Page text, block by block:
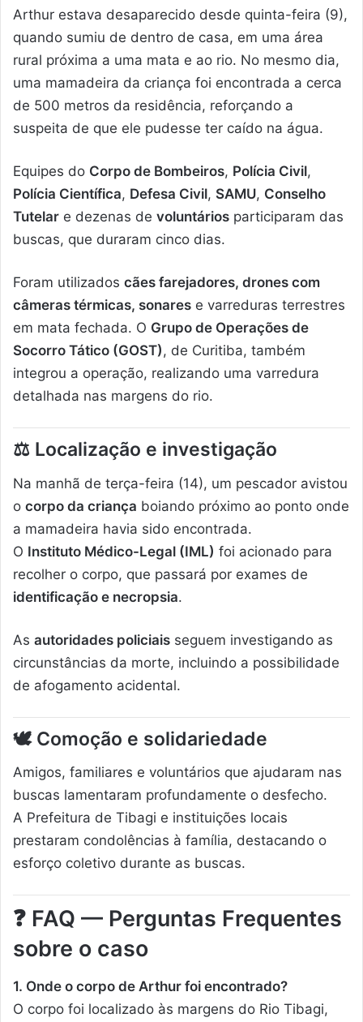
Arthur estava desaparecido desde quinta-feira (9),
quando sumiu de dentro de casa, em uma área
rural próxima a uma mata e ao rio. No mesmo dia,
uma mamadeira da criança foi encontrada a cerca
de 500 metros da residência, reforçando a
suspeita de que ele pudesse ter caído na água.
Equipes do Corpo de Bombeiros, Polícia Civil,
Polícia Científica, Defesa Civil, SAMU, Conselho
Tutelar e dezenas de voluntários participaram das
buscas, que duraram cinco dias.
Foram utilizados cães farejadores, drones com
câmeras térmicas, sonares e varreduras terrestres
em mata fechada. O Grupo de Operações de
Socorro Tático (GOST), de Curitiba, também
integrou a operação, realizando uma varredura
detalhada nas margens do rio.
⚖️ Localização e investigação
Na manhã de terça-feira (14), um pescador avistou
o corpo da criança boiando próximo ao ponto onde
a mamadeira havia sido encontrada.
O Instituto Médico-Legal (IML) foi acionado para
recolher o corpo, que passará por exames de
identificação e necropsia.
As autoridades policiais seguem investigando as
circunstâncias da morte, incluindo a possibilidade
de afogamento acidental.
🕊️ Comoção e solidariedade
Amigos, familiares e voluntários que ajudaram nas
buscas lamentaram profundamente o desfecho.
A Prefeitura de Tibagi e instituições locais
prestaram condolências à família, destacando o
esforço coletivo durante as buscas.
❓ FAQ — Perguntas Frequentes
sobre o caso
1. Onde o corpo de Arthur foi encontrado?
O corpo foi localizado às margens do Rio Tibagi,